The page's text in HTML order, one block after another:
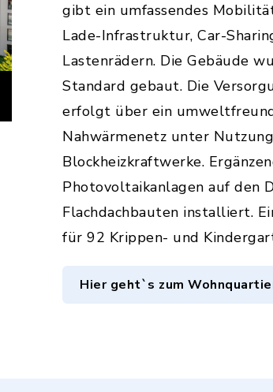
gibt ein umfassendes
Lade-Infrastruktur, Car-
Lastenrädern. Die Gebäude
Standard gebaut. Die
erfolgt über ein
Nahwärmenetz unter
Blockheizkraftwerke.
Photovoltaikanlagen auf den
Flachdachbauten installiert.
für 92 Krippen- und
Hier geht`s zum